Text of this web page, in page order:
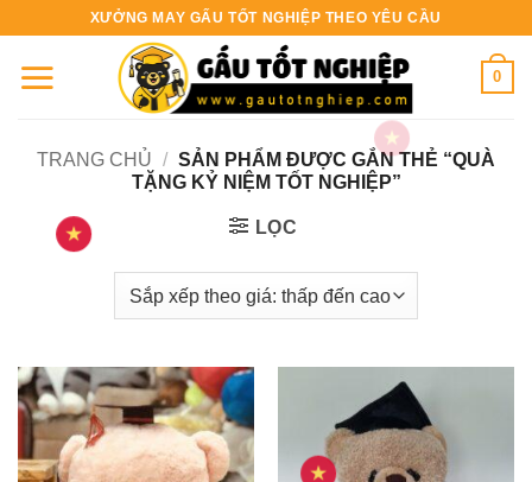
nội
XƯỞNG MAY GẤU TỐT NGHIỆP THEO YÊU CẦU
0
TRANG CHỦ / SẢN PHẨM ĐƯỢC GẮN THẺ “QUÀ
TẶNG KỶ NIỆM TỐT NGHIỆP”
LỌC